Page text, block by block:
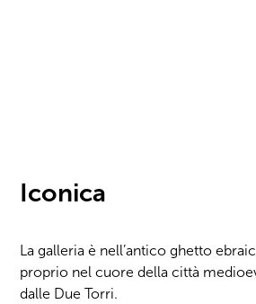
Iconica
La galleria è nell’antico ghetto
proprio nel cuore della città
dalle Due Torri.